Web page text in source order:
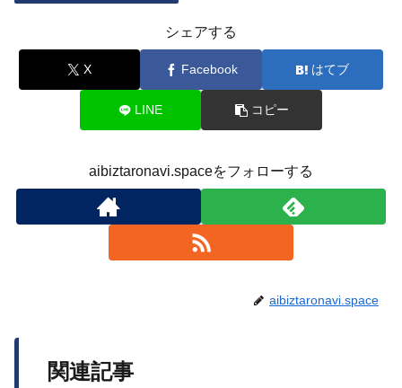
シェアする
X Facebook はてブ
LINE コピー
aibiztaronavi.spaceをフォローする
aibiztaronavi.space
関連記事